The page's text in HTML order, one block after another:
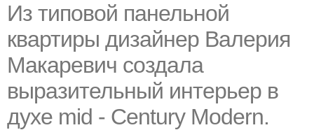
Из типовой панельной
квартиры дизайнер Валерия
Макаревич создала
выразительный интерьер в
духе mid - Century Modern.